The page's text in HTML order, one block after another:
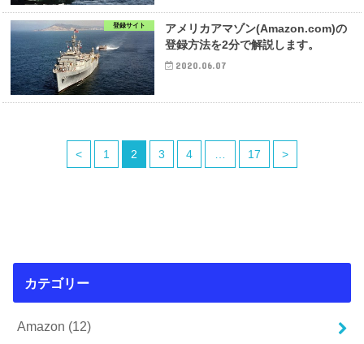
登録サイト
アメリカアマゾン(Amazon.com)の
登録方法を2分で解説します。
2020.06.07
< 1 2 3 4 17 >
カテゴリー
Amazon (12)